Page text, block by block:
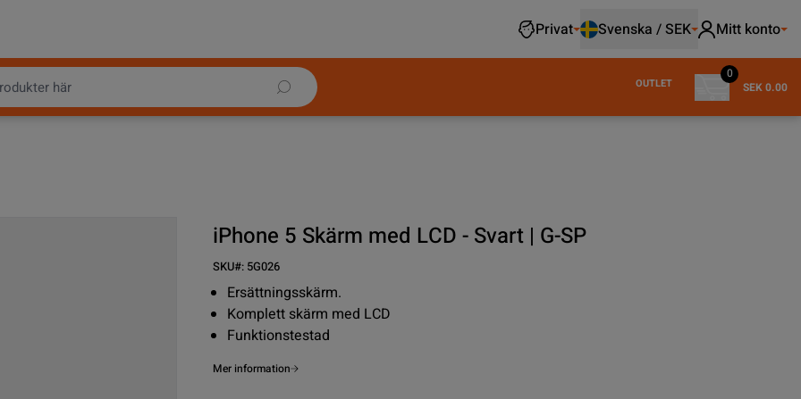
Privat
Svenska / SEK Mitt konto
OUTLET
0
SEK 0.00
iPhone 5 Skärm med LCD - Svart | G-SP
SKU#: 5G026
Ersättningsskärm.
Komplett skärm med LCD
Funktionstestad
Mer information